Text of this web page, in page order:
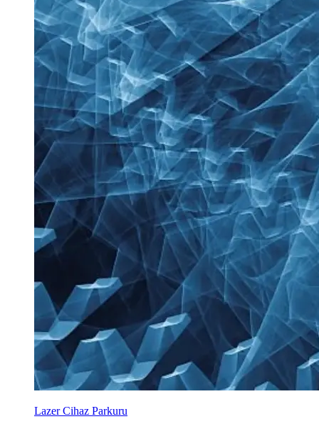
Lazer Cihaz Parkuru